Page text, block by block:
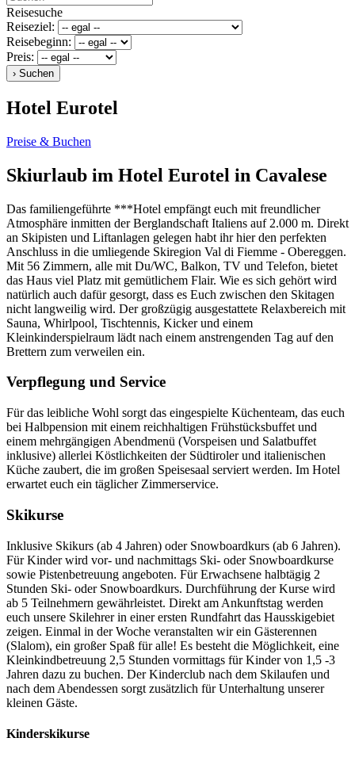
Reisesuche
Reiseziel:
Reisebeginn:
Preis:
Hotel Eurotel
Preise & Buchen
Skiurlaub im Hotel Eurotel in Cavalese
Das familiengeführte ***Hotel empfängt euch mit freundlicher
Atmosphäre inmitten der Berglandschaft Italiens auf 2.000 m. Direkt
an Skipisten und Liftanlagen gelegen habt ihr hier den perfekten
Anschluss in die umliegende Skiregion Val di Fiemme - Obereggen.
Mit 56 Zimmern, alle mit Du/WC, Balkon, TV und Telefon, bietet
das Haus viel Platz mit gemütlichem Flair. Wie es sich gehört wird
natürlich auch dafür gesorgt, dass es Euch zwischen den Skitagen
nicht langweilig wird. Der großzügig ausgestattete Relaxbereich mit
Sauna, Whirlpool, Tischtennis, Kicker und einem
Kleinkinderspielraum lädt nach einem anstrengenden Tag auf den
Brettern zum verweilen ein.
Verpflegung und Service
Für das leibliche Wohl sorgt das eingespielte Küchenteam, das euch
bei Halbpension mit einem reichhaltigen Frühstücksbuffet und
einem mehrgängigen Abendmenü (Vorspeisen und Salatbuffet
inklusive) allerlei Köstlichkeiten der Südtiroler und italienischen
Küche zaubert, die im großen Speisesaal serviert werden. Im Hotel
erwartet euch ein täglicher Zimmerservice.
Skikurse
Inklusive Skikurs (ab 4 Jahren) oder Snowboardkurs (ab 6 Jahren).
Für Kinder wird vor- und nachmittags Ski- oder Snowboardkurse
sowie Pistenbetreuung angeboten. Für Erwachsene halbtägig 2
Stunden Ski- oder Snowboardkurs. Durchführung der Kurse wird
ab 5 Teilnehmern gewährleistet. Direkt am Ankunftstag werden
euch unsere Skilehrer in einer ersten Rundfahrt das Hausskigebiet
zeigen. Einmal in der Woche veranstalten wir ein Gästerennen
(Slalom), ein großer Spaß für alle! Es besteht die Möglichkeit, eine
Kleinkindbetreuung 2,5 Stunden vormittags für Kinder von 1,5 -3
Jahren dazu zu buchen. Der Kinderclub nach dem Skilaufen und
nach dem Abendessen sorgt zusätzlich für Unterhaltung unserer
kleinen Gäste.
Kinderskikurse